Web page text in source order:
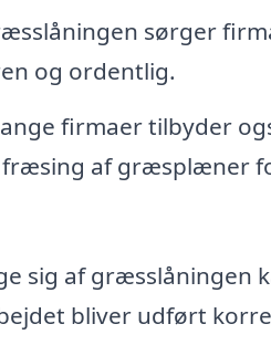
sørger
og ordentlig.
firmaer tilbyder
af græsplæner
sig af græsslåningen
bliver udført